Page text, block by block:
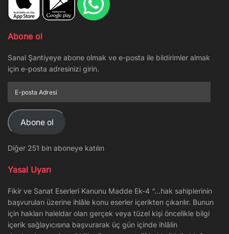
Abone ol
Sanal Şantiyeye abone olmak ve e-posta ile bildirimler almak
için e-posta adresinizi girin.
posta
Adresi
Abone ol
Diğer 251 bin aboneye katılın
Yasal Uyarı
Fikir ve Sanat Eserleri Kanunu Madde Ek-4 “…hak sahiplerinin
başvuruları üzerine ihlâle konu eserler içerikten çıkarılır. Bunun
için hakları haleldar olan gerçek veya tüzel kişi öncelikle bilgi
içerik sağlayıcısına başvurarak üç gün içinde ihlâlin